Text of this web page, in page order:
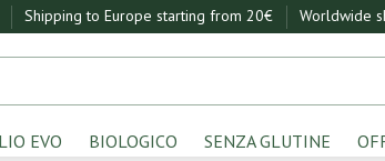
Shipping to Europe starting from 20€ Worldwide
EVO BIOLOGICO SENZA GLUTINE